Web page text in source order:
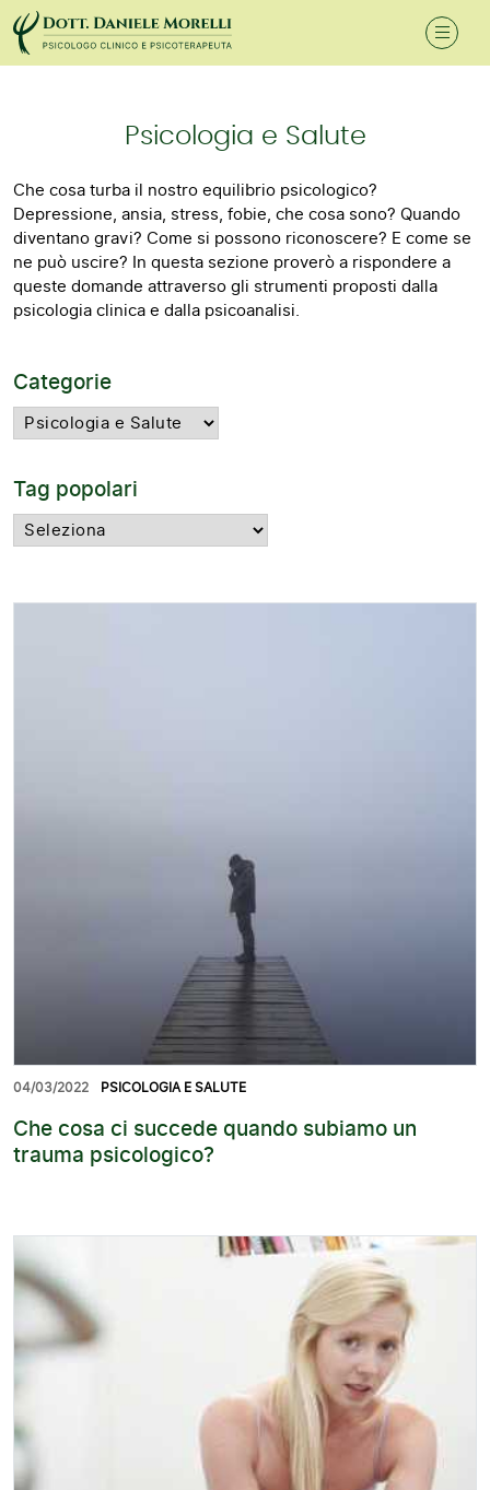
Psicologia e Salute
Che cosa turba il nostro equilibrio psicologico?
Depressione, ansia, stress, fobie, che cosa sono? Quando
diventano gravi? Come si possono riconoscere? E come se
ne può uscire? In questa sezione proverò a rispondere a
queste domande attraverso gli strumenti proposti dalla
psicologia clinica e dalla psicoanalisi.
Categorie
Tag popolari
04/03/2022 PSICOLOGIA E SALUTE
Che cosa ci succede quando subiamo un
trauma psicologico?